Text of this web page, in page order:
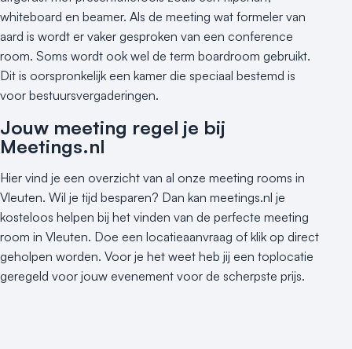
whiteboard en beamer. Als de meeting wat formeler van
aard is wordt er vaker gesproken van een conference
room. Soms wordt ook wel de term boardroom gebruikt.
Dit is oorspronkelijk een kamer die speciaal bestemd is
voor bestuursvergaderingen.
Jouw meeting regel je bij
Meetings.nl
Hier vind je een overzicht van al onze meeting rooms in
Vleuten. Wil je tijd besparen? Dan kan meetings.nl je
kosteloos helpen bij het vinden van de perfecte meeting
room in Vleuten. Doe een locatieaanvraag of klik op direct
geholpen worden. Voor je het weet heb jij een toplocatie
geregeld voor jouw evenement voor de scherpste prijs.